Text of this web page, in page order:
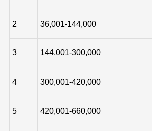
2 36,001-144,000
3 144,001-300,000
4 300,001-420,000
5 420,001-660,000